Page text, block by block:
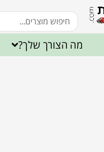
מה הצורך שלך?